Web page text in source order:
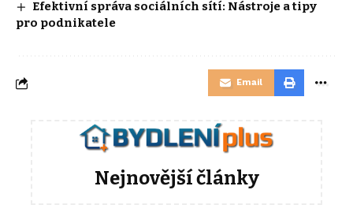
Efektivní správa sociálních sítí: Nástroje a tipy
pro podnikatele
Email
Nejnovější články